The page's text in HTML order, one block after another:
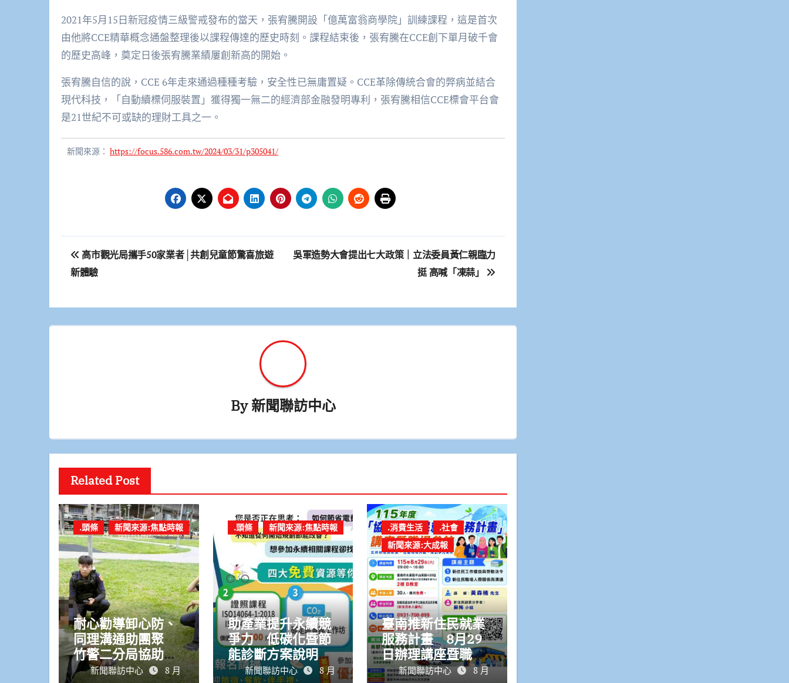
2021年5月15日新冠疫情三級警戒發布的當天，張宥騰開設「億萬富翁商學院」訓練課程，這是首次
由他將CCE精華概念通盤整理後以課程傳達的歷史時刻。課程結束後，張宥騰在CCE創下單月破千會
的歷史高峰，奠定日後張宥騰業績屢創新高的開始。
張宥騰自信的說，CCE 6年走來通過種種考驗，安全性已無庸置疑。CCE革除傳統合會的弊病並結合
現代科技，「自動續標伺服裝置」獲得獨一無二的經濟部金融發明專利，張宥騰相信CCE標會平台會
是21世紀不可或缺的理財工具之一。
新聞來源： https://focus.586.com.tw/2024/03/31/p305041/
文
章
覽
高市觀光局攜手50家業者│共創兒童節驚喜旅遊
新體驗
吳軍造勢大會提出七大政策｜立法委員黃仁親臨力
挺 高喊「凍蒜」
By新聞聯訪中心
Related Post
.頭條 新聞來源:焦點時報
耐心勸導卸心防、
同理溝通助團聚
竹警二分局協助滯
留在外男子返家
新聞聯訪中心
8 月
.頭條 新聞來源:焦點時報
助產業提升永續競
爭力 低碳化暨節
能診斷方案說明會
8/18花蓮登場
新聞聯訪中心
8 月
.消費生活
.社會
新聞來源:大成報
臺南推新住民就業
服務計畫 8月29
日辦理講座暨職場
參訪新聞聯訪中心
8 月